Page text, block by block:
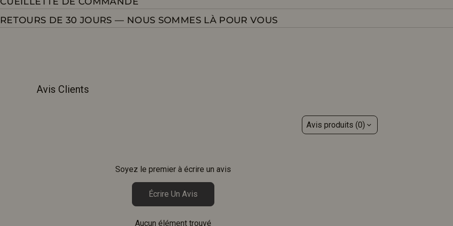
RETOURS DE 30 JOURS — NOUS SOMMES LÀ POUR VOUS
Avis Clients
Avis produits (0)
Soyez le premier à écrire un avis
Écrire Un Avis
Aucun élément trouvé